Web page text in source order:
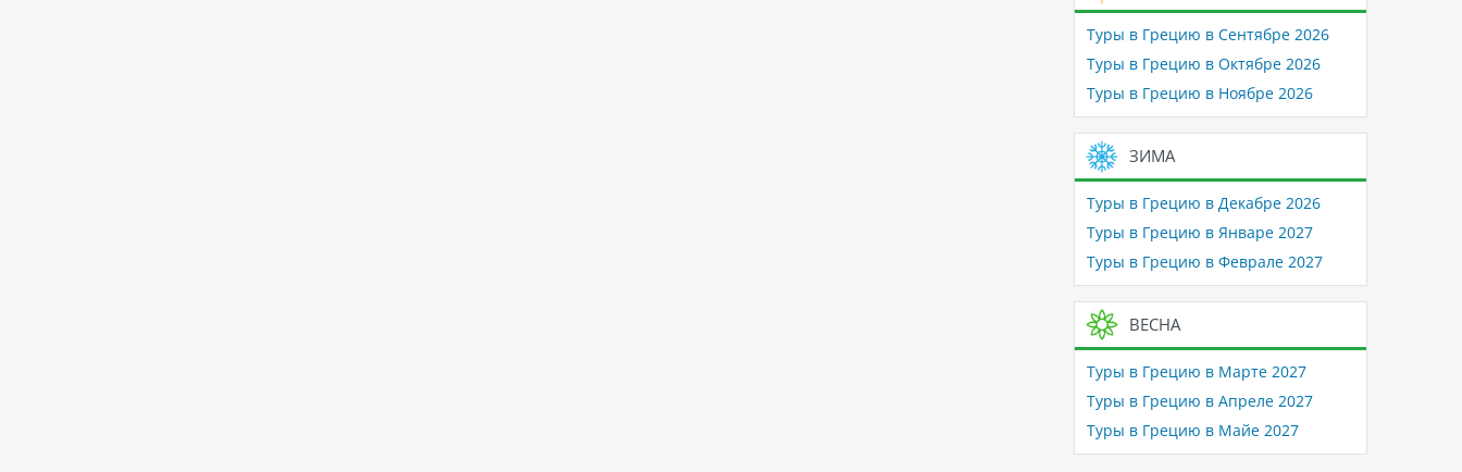
Туры в Грецию в Сентябре 2026
Туры в Грецию в Октябре 2026
Туры в Грецию в Ноябре 2026
ЗИМА
Туры в Грецию в Декабре 2026
Туры в Грецию в Январе 2027
Туры в Грецию в Феврале 2027
ВЕСНА
Туры в Грецию в Марте 2027
Туры в Грецию в Апреле 2027
Туры в Грецию в Майе 2027